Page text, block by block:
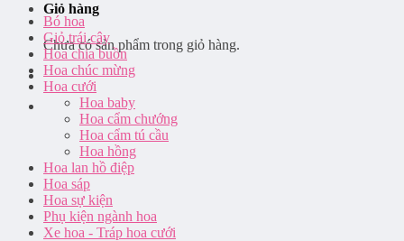
Giỏ hàng
Chưa có sản phẩm trong giỏ hàng.
Bó hoa
Giỏ trái cây
Hoa chia buồn
Hoa chúc mừng
Hoa cưới
Hoa baby
Hoa cẩm chướng
Hoa cẩm tú cầu
Hoa hồng
Hoa lan hồ điệp
Hoa sáp
Hoa sự kiện
Phụ kiện ngành hoa
Xe hoa - Tráp hoa cưới